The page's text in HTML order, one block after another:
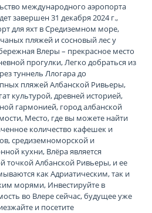
международного аэропорта
завершен 31 декабря 2024 г.,
для яхт в Средиземном море,
пляжей и сосновый лес у
Влеры – прекрасное место
прогулки, Легко добраться из
туннель Ллогара до
пляжей Албанской Ривьеры,
культурой, древней историей,
гармонией, город албанской
Место, где вы можете найти
количество кафешек и
средиземноморской и
кухни, Влёра является
точкой Албанской Ривьеры, и ее
как Адриатическим, так и
морями, Инвестируйте в
во Влере сейчас, будущее уже
и посетите